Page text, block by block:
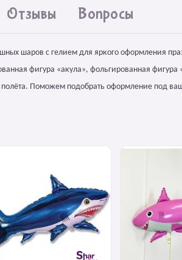
Отзывы Вопросы
шаров с гелием для яркого оформления
фигура «акула», фольгированная
Поможем подобрать оформление под